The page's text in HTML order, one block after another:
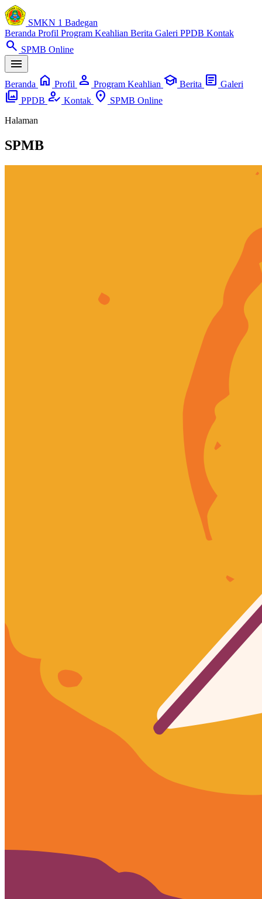
SMKN 1 Badegan
Beranda Profil Program Keahlian Berita Galeri PPDB Kontak
search SPMB Online
menu
Beranda home Profil person Program Keahlian school Berita article Galeri
photo_library PPDB how_to_reg Kontak location_on SPMB Online
Halaman
SPMB